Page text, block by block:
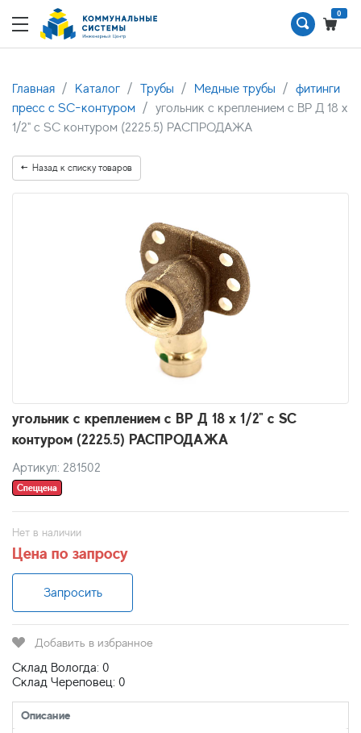
0
Главная Каталог Трубы Медные трубы
фитинги
пресс с SC-контуром
угольник с креплением с ВР Д 18 х
1/2" с SC контуром (2225.5) РАСПРОДАЖА
Назад к списку товаров
угольник с креплением с ВР Д 18 х 1/2" с SC
контуром (2225.5) РАСПРОДАЖА
Артикул: 281502
Спеццена
Нет в наличии
Цена по запросу
Запросить
Добавить в избранное
Склад Вологда: 0
Склад Череповец: 0
Описание